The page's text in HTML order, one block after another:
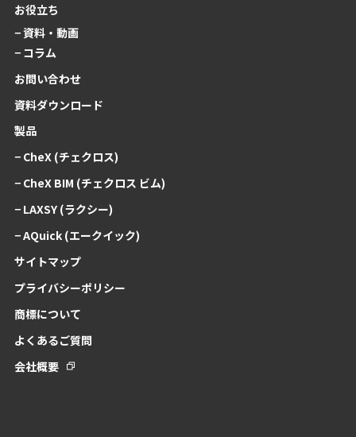
お役立ち
− 資料・動画
− コラム
お問い合わせ
資料ダウンロード
製品
− CheX (チェクロス)
− CheX BIM (チェクロス ビム)
− LAXSY (ラクシー)
− AQuick (エークイック)
サイトマップ
プライバシーポリシー
商標について
よくあるご質問
会社概要